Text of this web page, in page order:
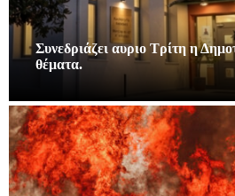
Συνεδριάζει αυριο Τρίτη η
θέματα.